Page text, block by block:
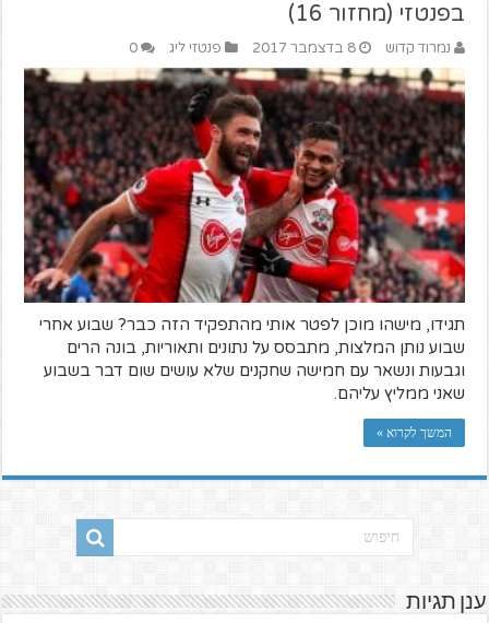
בפנטזי (מחזור 16)
נמרוד קדוש 8 בדצמבר 2017 פנטזי ליג 0
תגידו, מישהו מוכן לפטר אותי מהתפקיד הזה כבר? שבוע אחרי
שבוע נותן המלצות, מתבסס על נתונים ותאוריות, בונה הרים
וגבעות ונשאר עם חמישה שחקנים שלא עושים שום דבר בשבוע
שאני ממליץ עליהם.
המשך לקרוא »
ענן תגיות